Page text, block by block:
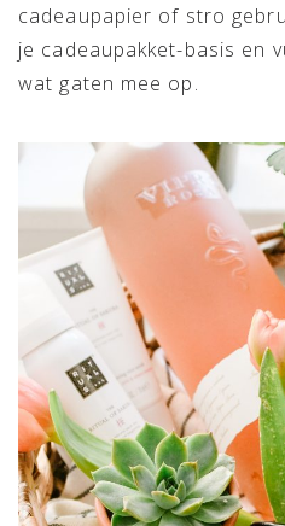
cadeaupapier of stro
je cadeaupakket-basis en
wat gaten mee op.